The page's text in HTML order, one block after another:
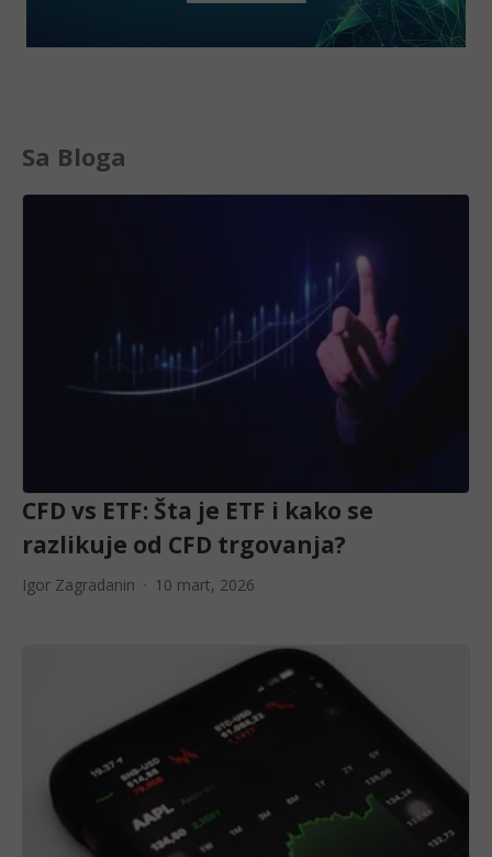
Sa Bloga
CFD vs ETF: Šta je ETF i kako se
razlikuje od CFD trgovanja?
Igor Zagradanin 10 mart, 2026